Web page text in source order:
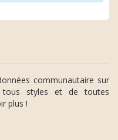
communautaire sur
styles et de toutes
plus !